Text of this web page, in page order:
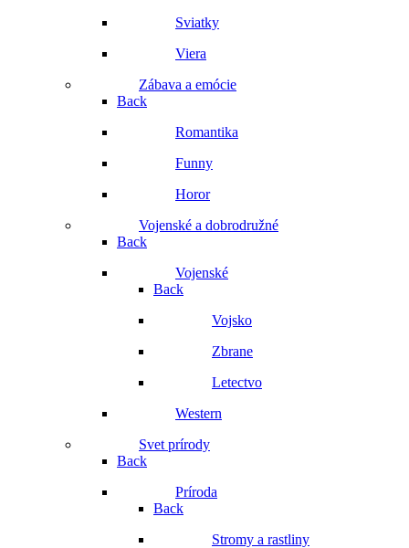
Sviatky
Viera
Zábava a emócie
Back
Romantika
Funny
Horor
Vojenské a dobrodružné
Back
Vojenské
Back
Vojsko
Zbrane
Letectvo
Western
Svet prírody
Back
Príroda
Back
Stromy a rastliny